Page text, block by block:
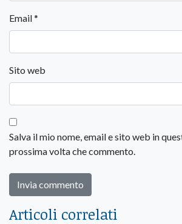
Email*
Sito web
Salva il mio nome, email e sito web in
prossima volta che commento.
Articoli correlati